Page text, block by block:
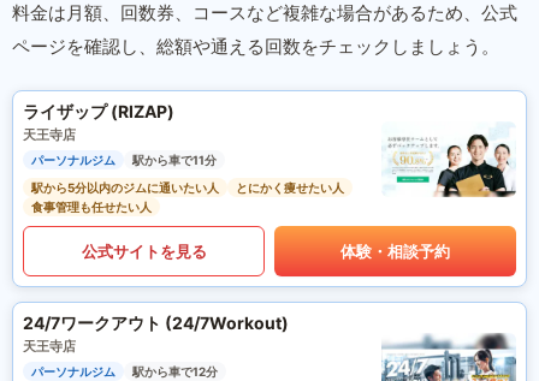
料金は月額、回数券、コースなど複雑な場合があるため、公式
ページを確認し、総額や通える回数をチェックしましょう。
ライザップ (RIZAP)
天王寺店
パーソナルジム
駅から車で11分
駅から5分以内のジムに通いたい人
とにかく痩せたい人
食事管理も任せたい人
公式サイトを見る 体験・相談予約
24/7ワークアウト (24/7Workout)
天王寺店
パーソナルジム
駅から車で12分